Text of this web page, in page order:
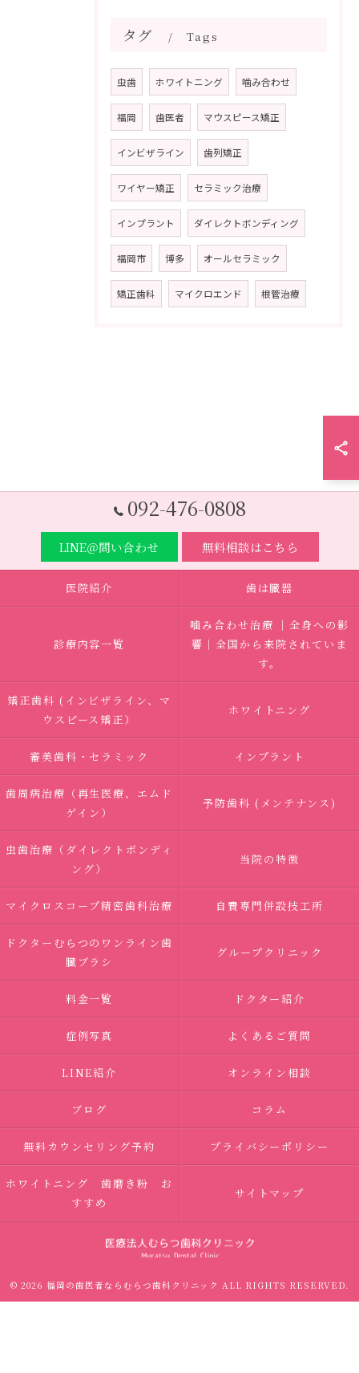
タグ Tags
虫歯 ホワイトニング 噛み合わせ
福岡 歯医者 マウスピース矯正
インビザライン 歯列矯正
ワイヤー矯正 セラミック治療
インプラント ダイレクトボンディング
福岡市 博多 オールセラミック
矯正歯科 マイクロエンド 根管治療
092-476-0808
LINE＠問い合わせ 無料相談はこちら
医院紹介 歯は臓器
診療内容一覧
噛み合わせ治療 ｜全身への影
響｜全国から来院されていま
す。
矯正歯科 (インビザライン、マ
ウスピース矯正）
ホワイトニング
審美歯科・セラミック インプラント
歯周病治療（再生医療、エムド
ゲイン）
予防歯科 (メンテナンス)
虫歯治療（ダイレクトボンディ
ング）
当院の特徴
マイクロスコープ精密歯科治療 自費専門併設技工所
ドクターむらつのワンライン歯
臓ブラシ
グループクリニック
料金一覧 ドクター紹介
症例写真 よくあるご質問
LINE紹介 オンライン相談
ブログ コラム
無料カウンセリング予約 プライバシーポリシー
ホワイトニング 歯磨き粉 お
すすめ
サイトマップ
© 2026 福岡の歯医者ならむらつ歯科クリニック ALL RIGHTS RESERVED.